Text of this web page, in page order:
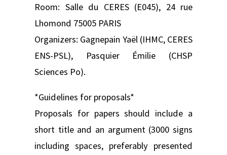
Room: Salle du CERES (E045), 24 rue
Lhomond 75005 PARIS
Organizers: Gagnepain Yaël (IHMC, CERES
ENS-PSL), Pasquier Émilie (CHSP
Sciences Po).
*Guidelines for proposals*
Proposals for papers should include a
short title and an argument (3000 signs
including spaces, preferably presented